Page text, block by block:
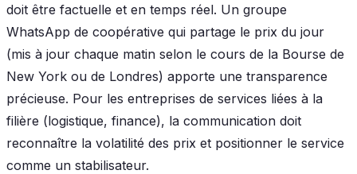
doit être factuelle et en temps réel. Un groupe
WhatsApp de coopérative qui partage le prix du jour
(mis à jour chaque matin selon le cours de la Bourse de
New York ou de Londres) apporte une transparence
précieuse. Pour les entreprises de services liées à la
filière (logistique, finance), la communication doit
reconnaître la volatilité des prix et positionner le service
comme un stabilisateur.